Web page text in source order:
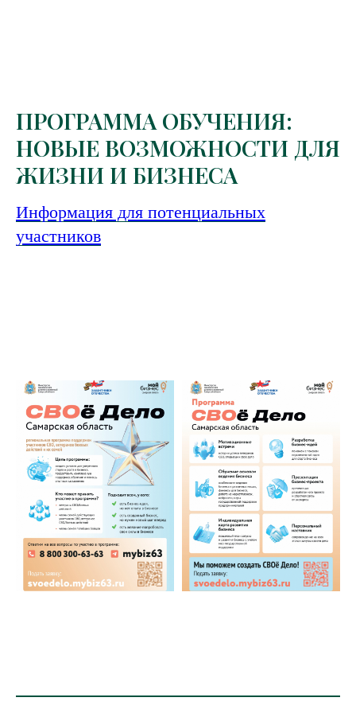
ПРОГРАММА ОБУЧЕНИЯ:
НОВЫЕ ВОЗМОЖНОСТИ ДЛЯ
ЖИЗНИ И БИЗНЕСА
Информация для потенциальных
участников